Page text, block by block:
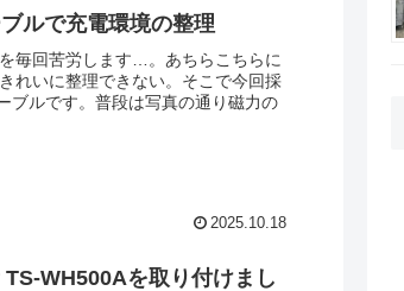
ルで充電環境の整理
毎回苦労します…。あちらこちらに
れいに整理できない。そこで今回採
ブルです。普段は写真の通り磁力の
2025.10.18
WH500Aを取り付けまし